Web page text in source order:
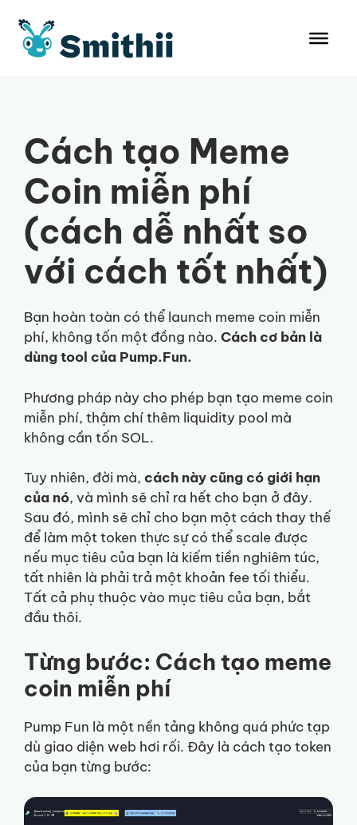
đến
Cách tạo Meme
Coin miễn phí
(cách dễ nhất so
với cách tốt nhất)
Bạn hoàn toàn có thể launch meme coin miễn
phí, không tốn một đồng nào. Cách cơ bản là
dùng tool của Pump.Fun.
Phương pháp này cho phép bạn tạo meme coin
miễn phí, thậm chí thêm liquidity pool mà
không cần tốn SOL.
Tuy nhiên, đời mà, cách này cũng có giới hạn
của nó, và mình sẽ chỉ ra hết cho bạn ở đây.
Sau đó, mình sẽ chỉ cho bạn một cách thay thế
để làm một token thực sự có thể scale được
nếu mục tiêu của bạn là kiếm tiền nghiêm túc,
tất nhiên là phải trả một khoản fee tối thiểu.
Tất cả phụ thuộc vào mục tiêu của bạn, bắt
đầu thôi.
Từng bước: Cách tạo meme
coin miễn phí
Pump Fun là một nền tảng không quá phức tạp
dù giao diện web hơi rối. Đây là cách tạo token
của bạn từng bước: